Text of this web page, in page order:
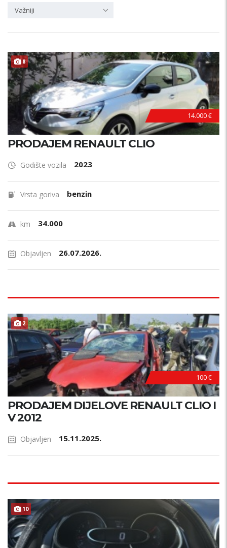
Važniji
8
14.000 €
PRODAJEM RENAULT CLIO
Godište vozila 2023
Vrsta goriva benzin
km 34.000
Objavljen 26.07.2026.
2
100 €
PRODAJEM DIJELOVE RENAULT CLIO I
V 2012
Objavljen 15.11.2025.
10 PRILIKA !